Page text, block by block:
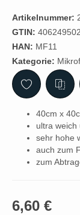
Artikelnummer:
GTIN:
HAN: MF11
Kategorie:
40cm x
ultra weich
sehr hohe
auch zum
zum
6,60 €